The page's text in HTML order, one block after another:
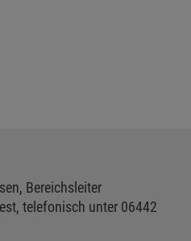
Bereichsleiter
telefonisch unter 06442